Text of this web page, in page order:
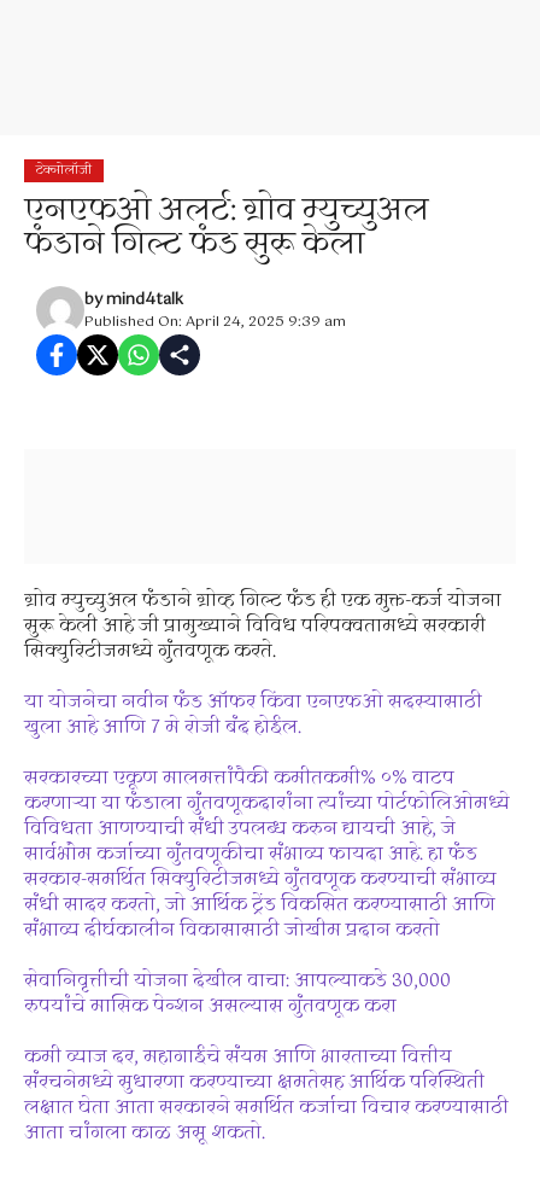
टेक्नोलॉजी
एनएफओ अलर्ट: ग्रोव म्युच्युअल
फंडाने गिल्ट फंड सुरू केला
bymind4talk
Published On: April 24, 2025 9:39 am
ग्रोव म्युच्युअल फंडाने ग्रोव्ह गिल्ट फंड ही एक मुक्त-कर्ज योजना
सुरू केली आहे जी प्रामुख्याने विविध परिपक्वतामध्ये सरकारी
सिक्युरिटीजमध्ये गुंतवणूक करते.
या योजनेचा नवीन फंड ऑफर किंवा एनएफओ सदस्यासाठी
खुला आहे आणि 7 मे रोजी बंद होईल.
सरकारच्या एकूण मालमत्तांपैकी कमीतकमी% ०% वाटप
करणार्‍या या फंडाला गुंतवणूकदारांना त्यांच्या पोर्टफोलिओमध्ये
विविधता आणण्याची संधी उपलब्ध करुन द्यायची आहे, जे
सार्वभौम कर्जाच्या गुंतवणूकीचा संभाव्य फायदा आहे. हा फंड
सरकार-समर्थित सिक्युरिटीजमध्ये गुंतवणूक करण्याची संभाव्य
संधी सादर करतो, जो आर्थिक ट्रेंड विकसित करण्यासाठी आणि
संभाव्य दीर्घकालीन विकासासाठी जोखीम प्रदान करतो
सेवानिवृत्तीची योजना देखील वाचा: आपल्याकडे 30,000
रुपयांचे मासिक पेन्शन असल्यास गुंतवणूक करा
कमी व्याज दर, महागाईचे संयम आणि भारताच्या वित्तीय
संरचनेमध्ये सुधारणा करण्याच्या क्षमतेसह आर्थिक परिस्थिती
लक्षात घेता आता सरकारने समर्थित कर्जाचा विचार करण्यासाठी
आता चांगला काळ असू शकतो.